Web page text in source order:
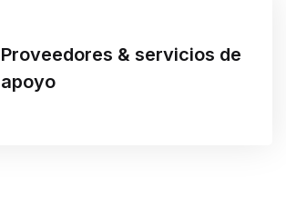
Proveedores & servicios de
apoyo